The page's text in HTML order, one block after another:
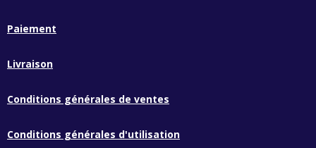
Paiement
Livraison
Conditions générales de ventes
Conditions générales d'utilisation